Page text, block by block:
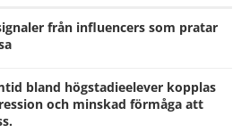
från influencers som pratar
bland högstadieelever kopplas
och minskad förmåga att